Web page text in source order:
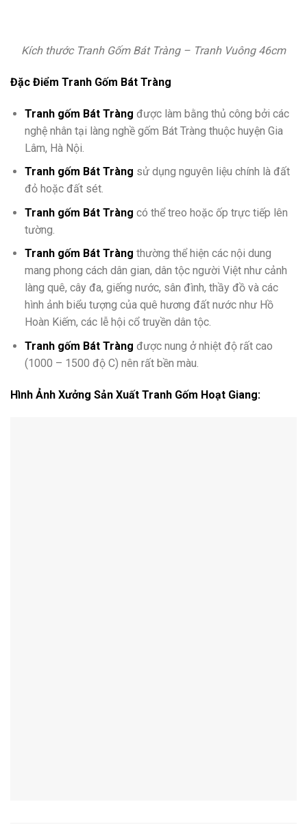
Kích thước Tranh Gốm Bát Tràng – Tranh Vuông 46cm
Đặc Điểm Tranh Gốm Bát Tràng
Tranh gốm Bát Tràng được làm bằng thủ công bởi các
nghệ nhân tại làng nghề gốm Bát Tràng thuộc huyện Gia
Lâm, Hà Nội.
Tranh gốm Bát Tràng sử dụng nguyên liệu chính là đất
đỏ hoặc đất sét.
Tranh gốm Bát Tràng có thể treo hoặc ốp trực tiếp lên
tường.
Tranh gốm Bát Tràng thường thể hiện các nội dung
mang phong cách dân gian, dân tộc người Việt như cảnh
làng quê, cây đa, giếng nước, sân đình, thầy đồ và các
hình ảnh biểu tượng của quê hương đất nước như Hồ
Hoàn Kiếm, các lễ hội cổ truyền dân tộc.
Tranh gốm Bát Tràng được nung ở nhiệt độ rất cao
(1000 – 1500 độ C) nên rất bền màu.
Hình Ảnh Xưởng Sản Xuất Tranh Gốm Hoạt Giang: